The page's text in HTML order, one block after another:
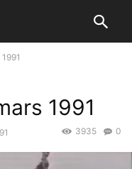
1991
0
3935